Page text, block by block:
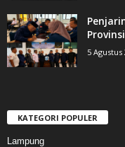
5 Agustus
KATEGORI POPULER
Lampung